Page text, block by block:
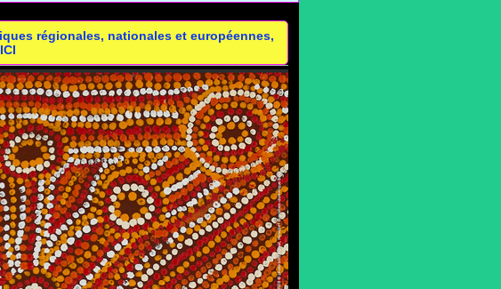
régionales, nationales et européennes,